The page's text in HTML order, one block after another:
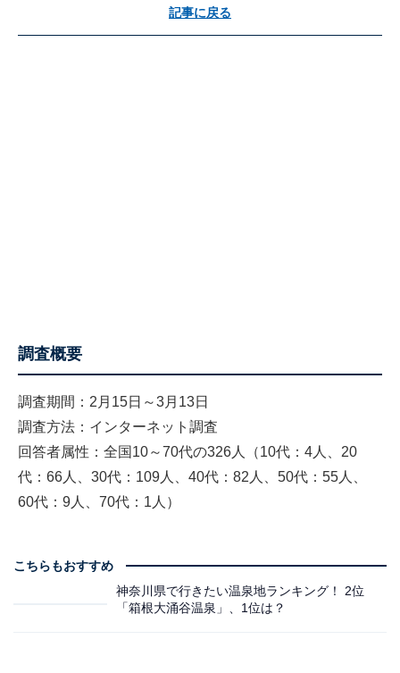
記事に戻る
調査概要
調査期間：2月15日～3月13日
調査方法：インターネット調査
回答者属性：全国10～70代の326人（10代：4人、20
代：66人、30代：109人、40代：82人、50代：55人、
60代：9人、70代：1人）
こちらもおすすめ
神奈川県で行きたい温泉地ランキング！ 2位
「箱根大涌谷温泉」、1位は？